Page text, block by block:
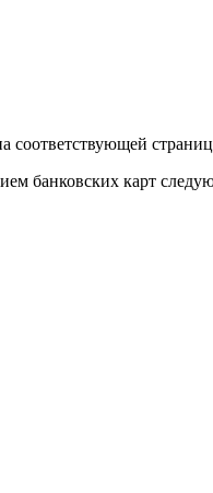
банковских карт